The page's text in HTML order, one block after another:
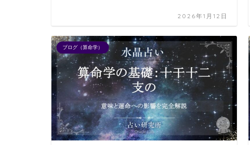
2026年1月12日
ブログ（算命学）